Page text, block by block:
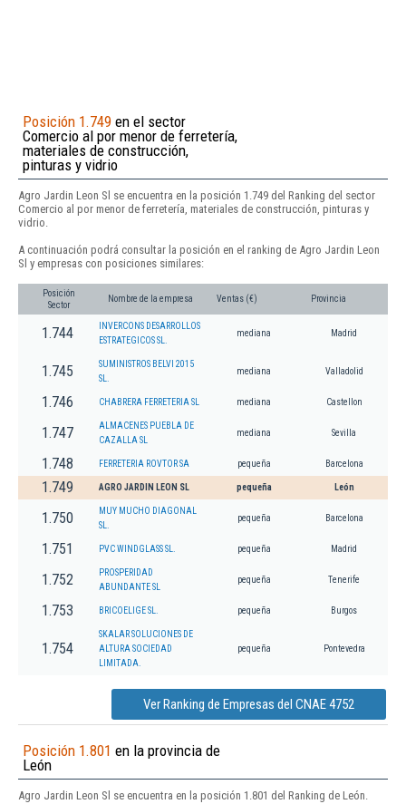
Posición 1.749 en el sector
Comercio al por menor de ferretería,
materiales de construcción,
pinturas y vidrio
Agro Jardin Leon Sl se encuentra en la posición 1.749 del Ranking del sector
Comercio al por menor de ferretería, materiales de construcción, pinturas y
vidrio.
A continuación podrá consultar la posición en el ranking de Agro Jardin Leon
Sl y empresas con posiciones similares:
Posición
Sector
Nombre de la empresa Ventas (€) Provincia
1.744
INVERCONS DESARROLLOS
ESTRATEGICOS SL.
mediana Madrid
1.745
SUMINISTROS BELVI 2015
SL.
mediana Valladolid
1.746 CHABRERA FERRETERIA SL mediana Castellon
1.747
ALMACENES PUEBLA DE
CAZALLA SL
mediana Sevilla
1.748 FERRETERIA ROVTOR SA pequeña Barcelona
1.749 AGRO JARDIN LEON SL pequeña León
1.750
MUY MUCHO DIAGONAL
SL.
pequeña Barcelona
1.751 PVC WINDGLASS SL. pequeña Madrid
1.752
PROSPERIDAD
ABUNDANTE SL
pequeña Tenerife
1.753 BRICOELIGE SL. pequeña Burgos
1.754
SKALAR SOLUCIONES DE
ALTURA SOCIEDAD
LIMITADA.
pequeña Pontevedra
Ver Ranking de Empresas del CNAE 4752
Posición 1.801 en la provincia de
León
Agro Jardin Leon Sl se encuentra en la posición 1.801 del Ranking de León.